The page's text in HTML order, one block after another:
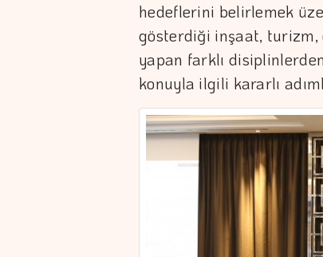
hedeflerini belirlemek
gösterdiği inşaat, turizm,
yapan farklı
konuyla ilgili kararlı